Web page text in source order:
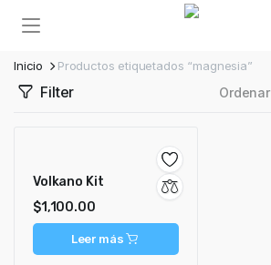
Inicio Productos etiquetados “magnesia”
Filter Ordenar
Volkano Kit
$1,100.00
Leer más